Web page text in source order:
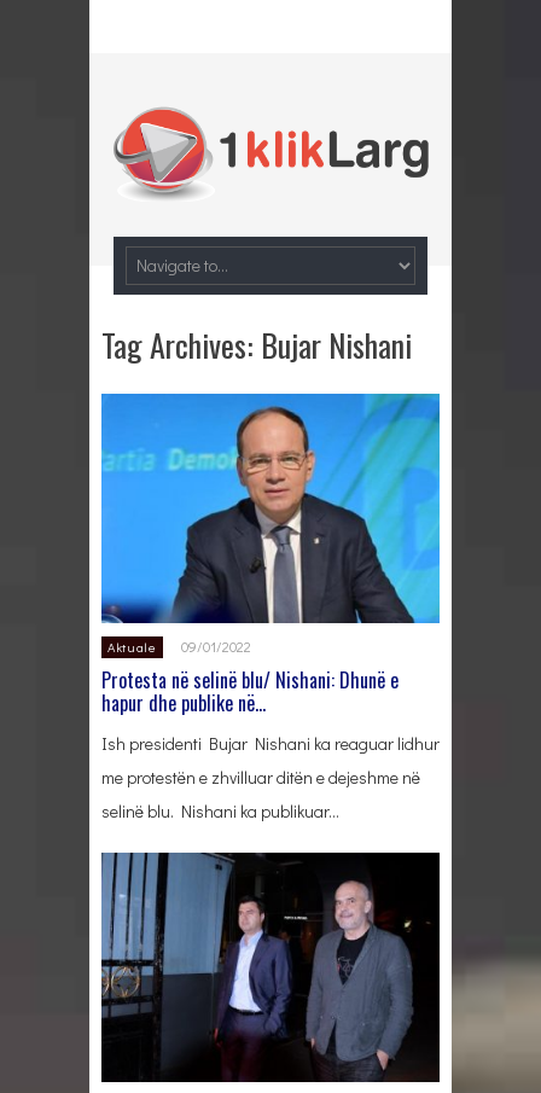
Tag Archives: Bujar Nishani
Aktuale 09/01/2022
Protesta në selinë blu/ Nishani: Dhunë e
hapur dhe publike në…
Ish presidenti Bujar Nishani ka reaguar lidhur
me protestën e zhvilluar ditën e dejeshme në
selinë blu. Nishani ka publikuar…